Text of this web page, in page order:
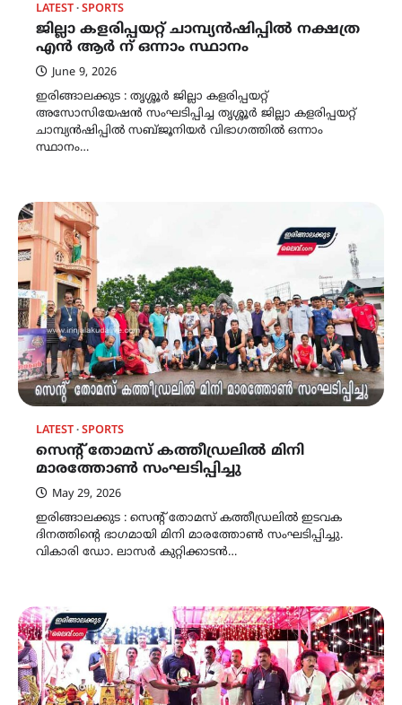
LATEST SPORTS
ജില്ലാ കളരിപ്പയറ്റ് ചാമ്പ്യൻഷിപ്പിൽ നക്ഷത്ര
എൻ ആർ ന് ഒന്നാം സ്ഥാനം
June 9, 2026
ഇരിങ്ങാലക്കുട : തൃശ്ശൂർ ജില്ലാ കളരിപ്പയറ്റ്
അസോസിയേഷൻ സംഘടിപ്പിച്ച തൃശ്ശൂർ ജില്ലാ കളരിപ്പയറ്റ്
ചാമ്പ്യൻഷിപ്പിൽ സബ്ജൂനിയർ വിഭാഗത്തിൽ ഒന്നാം
സ്ഥാനം…
LATEST SPORTS
സെന്റ് തോമസ് കത്തീഡ്രലില്‍ മിനി
മാരത്തോണ്‍ സംഘടിപ്പിച്ചു
May 29, 2026
ഇരിങ്ങാലക്കുട : സെന്റ് തോമസ് കത്തീഡ്രലില്‍ ഇടവക
ദിനത്തിന്റെ ഭാഗമായി മിനി മാരത്തോണ്‍ സംഘടിപ്പിച്ചു.
വികാരി ഡോ. ലാസര്‍ കുറ്റിക്കാടന്‍…